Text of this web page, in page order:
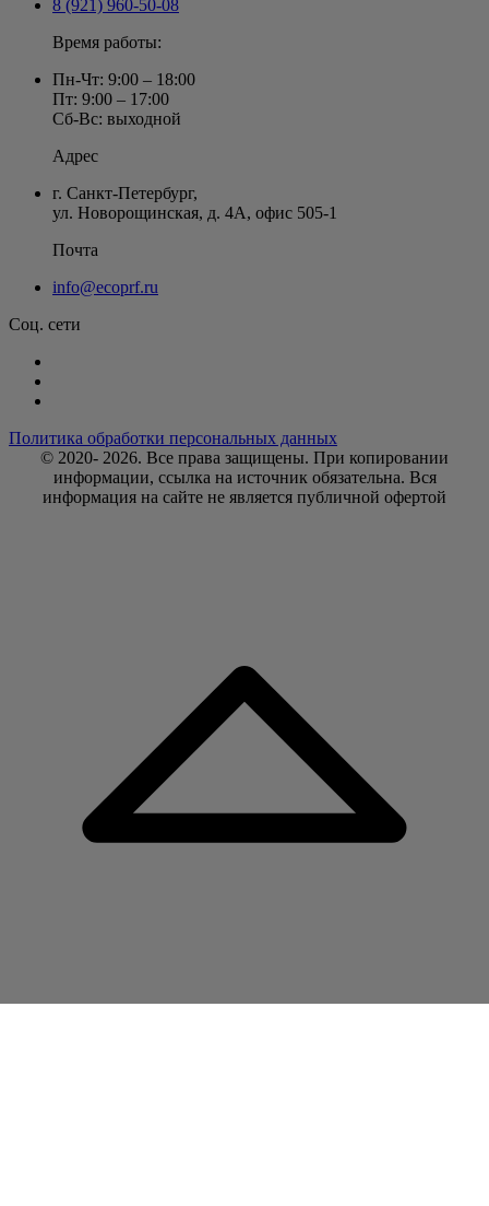
8 (921) 960-50-08
Время работы:
Пн-Чт: 9:00 – 18:00
Пт: 9:00 – 17:00
Сб-Вс: выходной
Адрес
г. Санкт-Петербург,
ул. Новорощинская, д. 4А, офис 505-1
Почта
info@ecoprf.ru
Соц. сети
Политика обработки персональных данных
© 2020- 2026. Bce права защищены. При копировании
информации, ссылка на источник обязательна. Вся
информация на сайте не является публичной офертой